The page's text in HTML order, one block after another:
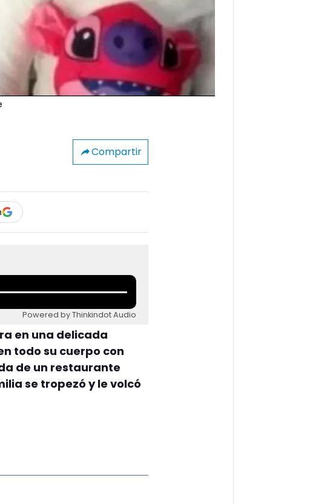
Compartir
Powered by Thinkindot Audio
en una delicada
todo su cuerpo con
de un restaurante
se tropezó y le volcó